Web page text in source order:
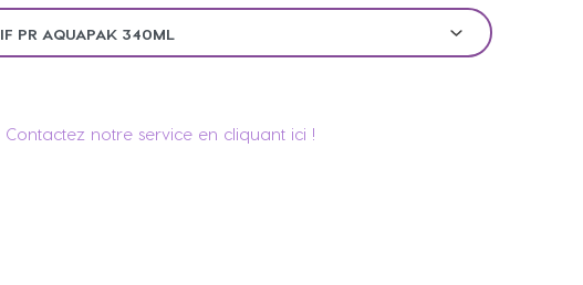
Contactez notre service en cliquant ici !